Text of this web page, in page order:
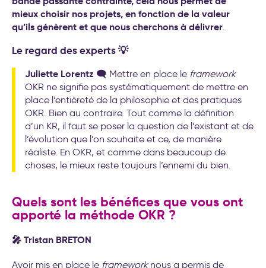
mieux choisir nos projets, en fonction de la valeur
qu’ils génèrent et que nous cherchons à délivrer.
Le regard des experts 💡
Juliette Lorentz 🗨️ Mettre en place le framework
OKR ne signifie pas systématiquement de mettre en
place l’entièreté de la philosophie et des pratiques
OKR. Bien au contraire. Tout comme la définition
d’un KR, il faut se poser la question de l’existant et de
l’évolution que l’on souhaite et ce, de manière
réaliste. En OKR, et comme dans beaucoup de
choses, le mieux reste toujours l’ennemi du bien.
Quels sont les bénéfices que vous ont
apporté la méthode OKR ?
🎤 Tristan BRETON
Avoir mis en place le frameworknous a permis de